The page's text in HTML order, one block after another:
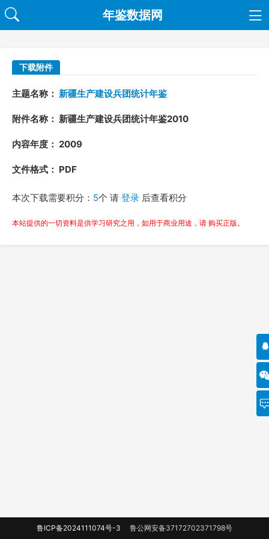
年鉴数据网
下载附件
主题名称： 新疆生产建设兵团统计年鉴
附件名称： 新疆生产建设兵团统计年鉴2010
内容年度： 2009
文件格式： PDF
本次下载需要积分： 5个 请 登录 后查看积分
本站提供的一切资料是供学习研究之用，如用于商业用途，请 购买正版。
鲁ICP备2024111074号-3 鲁公网安备37172702371798号